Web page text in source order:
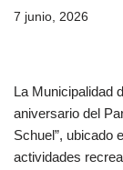
7 junio, 2026
La Municipalidad
aniversario del
Schuel”, ubicado
actividades